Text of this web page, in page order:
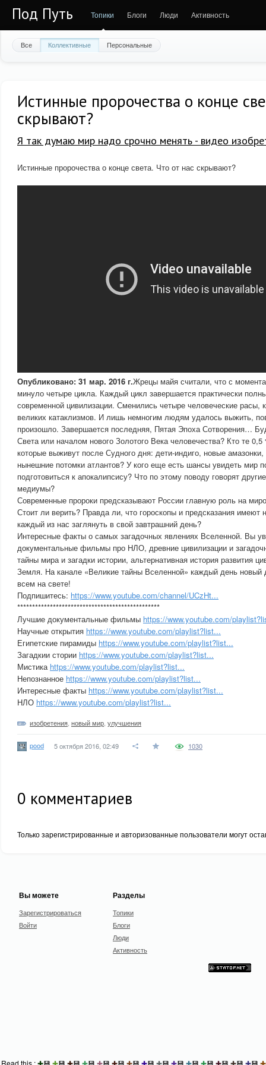
Под Путь Топики Блоги Люди Активность
Все Коллективные Персональные
Истинные пророчества о конце
скрывают?
Я так думаю мир надо срочно менять - видео
Истинные пророчества о конце света. Что от нас скрывают?
Опубликовано: 31 мар. 2016 г.Жрецы майя считали, что с
минуло четыре цикла. Каждый цикл завершается практически
современной цивилизации. Сменились четыре человеческие расы,
великих катаклизмов. И лишь немногим людям удалось выжить,
произошло. Завершается последняя, Пятая Эпоха Сотворения…
Света или началом нового Золотого Века человечества? Кто те
которые выживут после Судного дня: дети-индиго, новые
нынешние потомки атлантов? У кого еще есть шансы увидеть мир
подготовиться к апокалипсису? Что по этому поводу говорят
медиумы?
Современные пророки предсказывают России главную роль на
Стоит ли верить? Правда ли, что гороскопы и предсказания
каждый из нас заглянуть в свой завтрашний день?
Интересные факты о самых загадочных явлениях Вселенной. Вы
документальные фильмы про НЛО, древние цивилизации и
тайны мира и загадки истории, альтернативная история развития
Земля. На канале «Великие тайны Вселенной» каждый день
всем на свете!
Подпишитесь: https://www.youtube.com/channel/UCzHt...
************************************************
Лучшие документальные фильмы https://www.youtube.com/
Научные открытия https://www.youtube.com/playlist?list...
Египетские пирамиды https://www.youtube.com/playlist?list...
Загадкии стории https://www.youtube.com/playlist?list...
Мистика https://www.youtube.com/playlist?list...
Непознанное https://www.youtube.com/playlist?list...
Интересные факты https://www.youtube.com/playlist?list...
НЛО https://www.youtube.com/playlist?list...
изобретения новый мир улучшения
pood 5 октября 2016, 02:49 1030
0 комментариев
Только зарегистрированные и авторизованные пользователи могут
Вы можете
Зарегистрироваться
Войти
Разделы
Топики
Блоги
Люди
Активность
Read this :✚💾 ✚💾 ✚💾 ✚💾 ✚💾 ✚💾 ✚💾 ✚💾 ✚💾 ✚💾 ✚💾 ✚💾 ✚💾 ✚💾 ✚💾 ✚